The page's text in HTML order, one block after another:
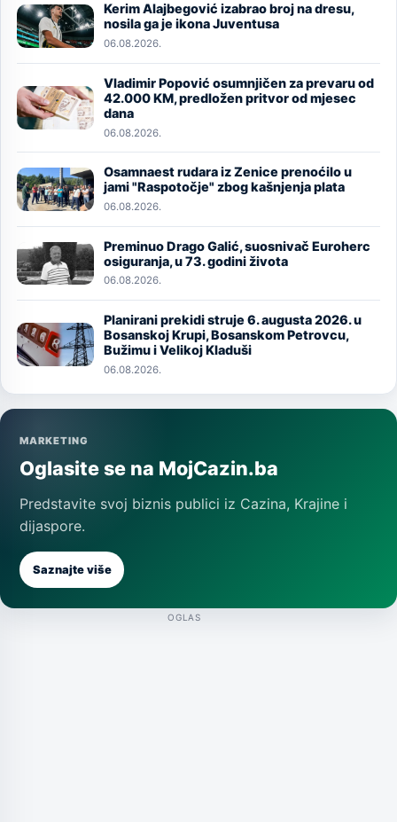
Image
Kerim Alajbegović izabrao broj na dresu,
nosila ga je ikona Juventusa
06.08.2026.
Image
Vladimir Popović osumnjičen za prevaru od
42.000 KM, predložen pritvor od mjesec
dana
06.08.2026.
Image
Osamnaest rudara iz Zenice prenoćilo u
jami "Raspotočje" zbog kašnjenja plata
06.08.2026.
Image
Preminuo Drago Galić, suosnivač Euroherc
osiguranja, u 73. godini života
06.08.2026.
Image
Planirani prekidi struje 6. augusta 2026. u
Bosanskoj Krupi, Bosanskom Petrovcu,
Bužimu i Velikoj Kladuši
06.08.2026.
MARKETING
Oglasite se na MojCazin.ba
Predstavite svoj biznis publici iz Cazina, Krajine i
dijaspore.
Saznajte više
OGLAS